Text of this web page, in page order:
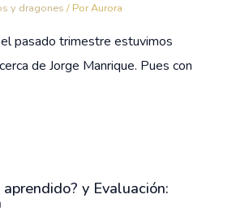
y dragones / PorAurora
pasado trimestre estuvimos
de Jorge Manrique. Pues con
aprendido? y Evaluación: